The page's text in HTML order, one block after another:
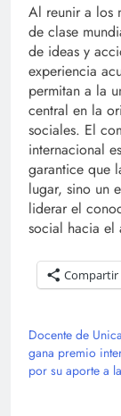
Al reunir a los
de clase
de ideas y
experiencia
permitan a la
central en la
sociales. El
internacional
garantice que
lugar, sino un
liderar el
social hacia
Compartir
Docente de
gana premio
por su aporte a